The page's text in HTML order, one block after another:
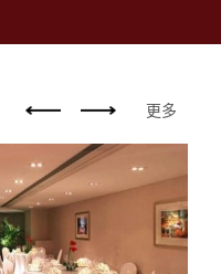
更多